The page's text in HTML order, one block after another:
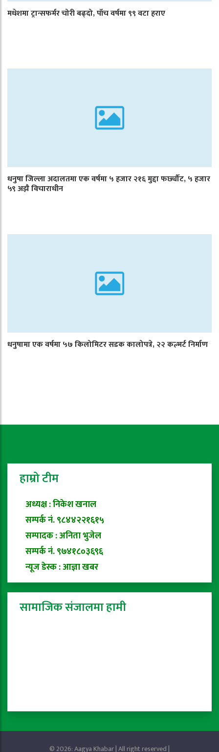
मधेशमा ट्रान्सफर्मर चोरी बढ्दो, पाँच वर्षमा ९९ वटा हराए
धनुषा जिल्ला अदालतमा एक वर्षमा ५ हजार २१६ मुद्दा फर्छ्यौट, ५ हजार
५९ अझै विचाराधीन
धनुषामा एक वर्षमा ५७ किलोमिटर सडक कालोपत्रे, २२ कल्भर्ट निर्माण
हाम्रो टीम
अध्यक्ष : निकेश खनाल
सम्पर्क नं. ९८४४२२१६१५
सम्पादक : अनिता भुजेल
सम्पर्क नं. ९७४१८०३६९६
न्यूज डेस्क : आज्ञा खबर
सामाजिक संजालमा हामी
© 2026: Aagya Khabar | All right reserved |